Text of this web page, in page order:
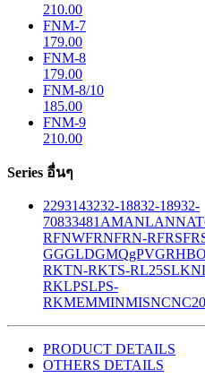
210.00
FNM-7
179.00
FNM-8
179.00
FNM-8/10
185.00
FNM-9
210.00
Series อื่นๆ
2293143232-18832-18932-
70833481 AMANLANN
RFNWFRNFRN-RFRS
GGGLDGMQgPVGRHBO
RKTN-RKTS-RL25SLKN
RKLPSLPS-
RKMEMMINMISNCNC20
PRODUCT DETAILS
OTHERS DETAILS